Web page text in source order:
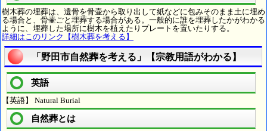
樹木葬の埋葬は、遺骨を骨壷から取り出して紙などに包みそのまま土に埋め
る場合と、骨壷ごと埋葬する場合がある。一般的に誰を埋葬したかがわかる
ように、埋葬した場所に樹木を植えたりプレートを置いたりする。
詳細はこのリンク【樹木葬を考える】
「野田市自然葬を考える」【宗教用語がわかる】
英語
【英語】 Natural Burial
自然葬とは